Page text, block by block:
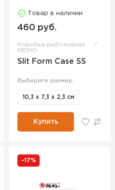
Товар в наличии
460 руб.
Коробка рыболовная
MEIHO
Slit Form Case SS
Выберите размер:
10,3 х 7,3 х 2,3 см
Купить
-17%